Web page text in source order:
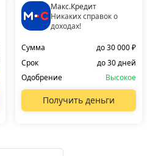
Макс.Кредит
Никаких справок о
доходах!
Сумма
до 30 000 ₽
Срок
до 30 дней
Одобрение
Высокое
Получить деньги